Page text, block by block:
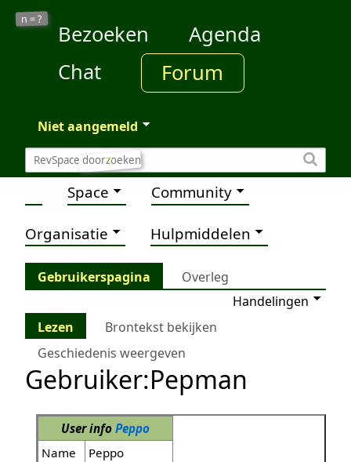
?
n =?
Bezoeken
Agenda
Chat
Forum
Niet aangemeld
Space Community
Organisatie Hulpmiddelen
Gebruikerspagina
Overleg
Handelingen
Lezen
Brontekst bekijken
Geschiedenis weergeven
Gebruiker:Pepman
User info Peppo
Name
Peppo